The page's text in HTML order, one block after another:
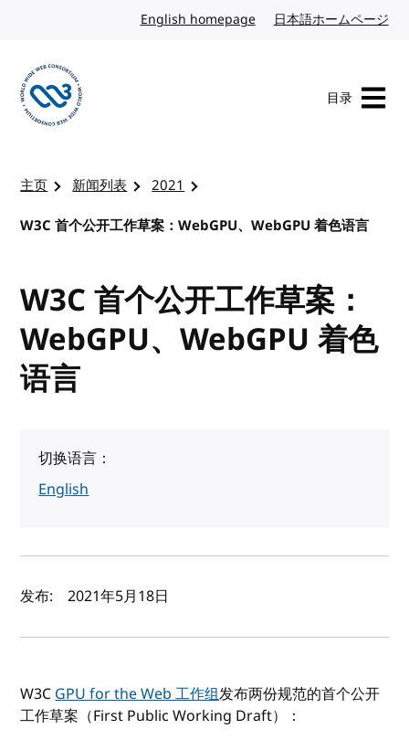
English homepage英文日本語ホームページ
目录
主页 新闻列表
2021
W3C 首个公开工作草案：WebGPU、WebGPU 着色语言
W3C 首个公开工作草案：
WebGPU、WebGPU 着色
语言
切换语言：
English
作者及发布日期
发布: 2021年5月18日
W3CGPU for the Web 工作组发布两份规范的首个公开
工作草案（First Public Working Draft）：